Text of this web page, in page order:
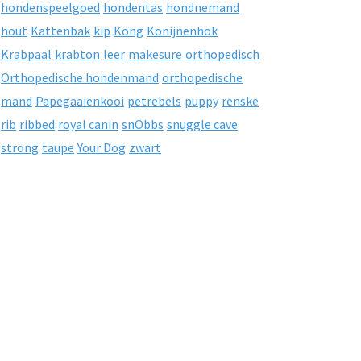
hondenspeelgoed hondentas hondnemand
hout Kattenbak kip Kong Konijnenhok
Krabpaal krabton leer makesure orthopedisch
Orthopedische hondenmand orthopedische
mand Papegaaienkooi petrebels puppy renske
rib ribbed royal canin snObbs snuggle cave
strong taupe Your Dog zwart